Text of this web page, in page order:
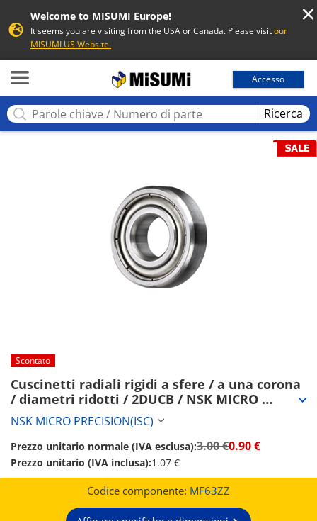
Welcome to MISUMI Europe!
It seems you are visiting from the USA or Canada. Please visitour
MISUMI US Website.
Accesso
Ricerca
Scontato
Cuscinetti radiali rigidi a sfere / a una corona
/ diametri ridotti / 2DUCB / NSK MICRO
PRECISION(ISC) (MF63ZZ)
NSK MICRO PRECISION(ISC)
Prezzo unitario normale (IVA esclusa):3.00 €0.90 €
Prezzo unitario (IVA inclusa):1.07 €
Codice componente: MF63ZZ